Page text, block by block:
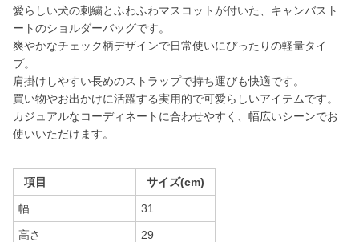
愛らしい犬の刺繍とふわふわマスコットが付いた、キャンバスト
ートのショルダーバッグです。
爽やかなチェック柄デザインで日常使いにぴったりの軽量タイ
プ。
肩掛けしやすい長めのストラップで持ち運びも快適です。
買い物やお出かけに活躍する実用的で可愛らしいアイテムです。
カジュアルなコーディネートに合わせやすく、幅広いシーンでお
使いいただけます。
項目 サイズ(cm)
幅 31
高さ 29